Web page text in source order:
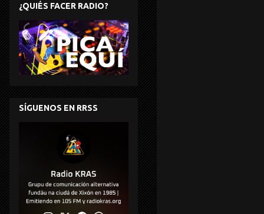
¿QUIÉS FACER RADIO?
SÍGUENOS EN RRSS